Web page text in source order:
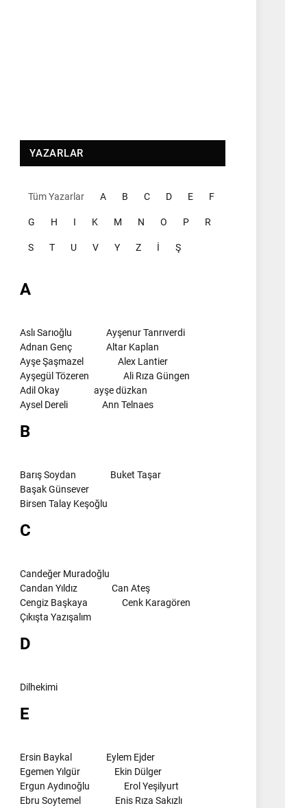
YAZARLAR
Tüm Yazarlar A B C D E F
G H I K M N O P R
S T U V Y Z İ Ş
A
Aslı Sarıoğlu
Ayşenur Tanrıverdi
Adnan Genç
Altar Kaplan
Ayşe Şaşmazel
Alex Lantier
Ayşegül Tözeren
Ali Rıza Güngen
Adil Okay
ayşe düzkan
Aysel Dereli
Ann Telnaes
B
Barış Soydan
Buket Taşar
Başak Günsever
Birsen Talay Keşoğlu
C
Candeğer Muradoğlu
Candan Yıldız
Can Ateş
Cengiz Başkaya
Cenk Karagören
Çıkışta Yazışalım
D
Dilhekimi
E
Ersin Baykal
Eylem Ejder
Egemen Yılgür
Ekin Dülger
Ergun Aydınoğlu
Erol Yeşilyurt
Ebru Soytemel
Enis Rıza Sakızlı